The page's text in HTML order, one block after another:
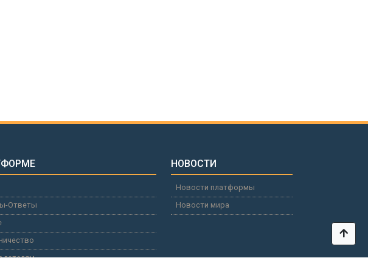
Ответы
НОВОСТИ
Новости платформы
Новости мира